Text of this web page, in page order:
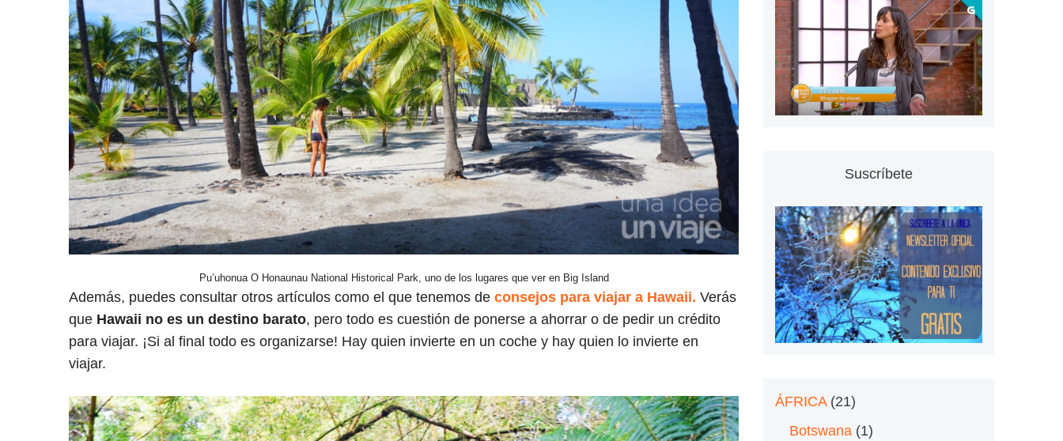
Pu’uhonua O Honaunau National Historical Park, uno de los lugares que ver en Big Island
Además, puedes consultar otros artículos como el que tenemos de consejos para viajar a Hawaii. Verás
que Hawaii no es un destino barato, pero todo es cuestión de ponerse a ahorrar o de pedir un crédito
para viajar. ¡Si al final todo es organizarse! Hay quien invierte en un coche y hay quien lo invierte en
viajar.
Suscríbete
ÁFRICA(21)
Botswana(1)